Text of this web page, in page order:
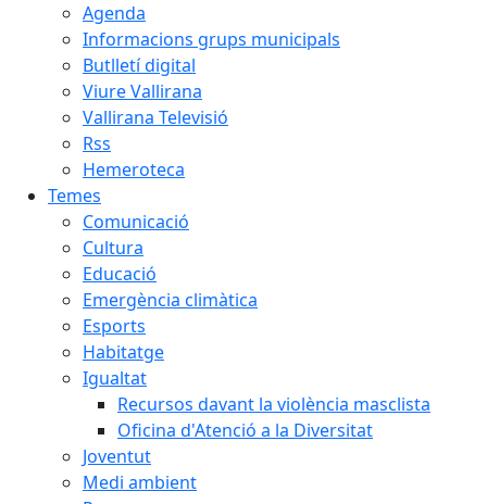
Agenda
Informacions grups municipals
Butlletí digital
Viure Vallirana
Vallirana Televisió
Rss
Hemeroteca
Temes
Comunicació
Cultura
Educació
Emergència climàtica
Esports
Habitatge
Igualtat
Recursos davant la violència masclista
Oficina d'Atenció a la Diversitat
Joventut
Medi ambient